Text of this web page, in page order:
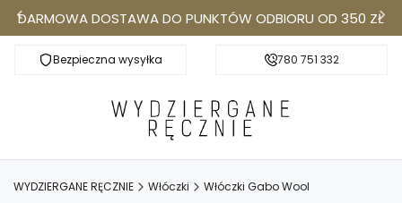
DARMOWA DOSTAWA DO PUNKTÓW ODBIORU OD 350 ZŁ
Bezpieczna wysyłkaDarmowa dostawa do Punktów Odbioru od
780 751 332
WYDZIERGANE RĘCZNIE Włóczki Włóczki Gabo Wool